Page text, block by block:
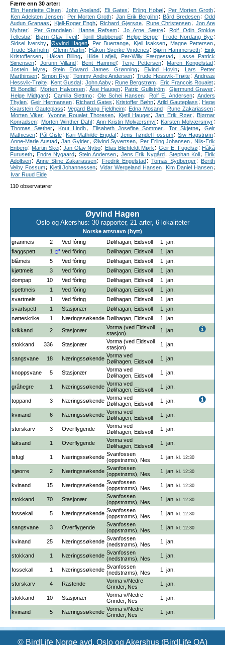
Færre enn 30 arter:
Elin Henriette Olsen; John Apeland ; Eli Gates ; Erling Hobøl ; Per Morten Groth;
Ken Adelsten Jensen; Per Morten Groth; Jan Erik Berglihn; Bård Bredesen; Odd
Audun Granaas ; Kjell-Roger Engh; Richard Gjersøe; Rune Christensen; Jon Are
Myhrer; Per Grandalen; Hanne Refsem; Jo Arne Sætre ;
Rolf Odin Stokke
Tellesbø ; Bjørn Olav Tveit; Torill Stubberud ; Helge Berge; Frode Nordang Bye;
Sidsel Iversby; Øyvind Hagen; Per Buertange; Kjell Isaksen; Magne Pettersen;
Trude Starholm; Glenn Martin; Håkon Sverke Vindenes ; Bjørn Hammerseth; Eirik
Kristoffersen; Håkan Billing; Hilde Lafjell ; Per-Willy Færgestad;
Lasse Patrick
Simensen; Jorunn Villand; Bent Hammel ; Terje Pettersen; Maren Kongelstad;
Jostein Myre; Stein Edward James Grønning; Eivind Hovin;
Lars Petter
Marthinsen; Simon Rye; Tommy Andre Andersen; Trude Hessvik-Trøite; Andreas
Hessvik-Trøite; Kent Gusdal; John Aaby; Rune Bergstrøm; Eric Francois Roualet;
Eli Bondlid; Morten Halvorsen; Åse Haugen; Patric Gullström; Gjermund Graver;
Helge Midtgard; Camilla Slettmo; Ole Schei Hansen; Rolf E. Andersen; Anders
Thylen; Geir Hermansen; Richard Gates ; Kristoffer Bøhn; Arild Gauteplass ; Hege
Kvarstein Gauteplass ; Vegard Bang Fjeldheim ; Edna Mosand; Rune Zakariassen;
Morten Viker; Yvonne Roualet Thoresen; Kjetil Hauger; Jan Erik Røer;
Bjørnar
Konradsen; Morten Winther Dahl; Ann-Kristin Molværsmyr; Karsten Molværsmyr;
Thomas Sæther; Knut Lindh; Elisabeth Josefine Sommer; Tor Skjetne; Geir
Mathiesen; Pål Gisle; Kari Mathilde Engdal ; Jens Tøndel Fossum; Siw Hagstrøm;
Anne-Marie Austad ; Jan Gylder; Øivind Syvertsen; Per Erling Johansen; Nils-Erik
Enberg; Martin Skei; Jan Olav Nybo; Elias Blichfeldt Mørk ; Geir E. Fugelsø ; Håkå
Furuseth; Endre Nygaard ; Stein Andersen; Jens Erik Nygård ; Stephan Koll ;
Eirik
Adolfsen; Anne Stine Zakariassen; Fredrik Engelstad ; Tomas Sydberger;
Berith
Veiby Fossum; Kjetil Johannessen; Vidar Wergeland Hansen; Kim Daniel Hansen;
Ivar Ruud Eide
110 observatører
Øyvind Hagen
Oslo og Akershus: 30 rapporter, 21 arter, 6 lokaliteter
Norske artsnavn (bytt)
granmeis
2 Ved fôring Dølihagan, Eidsvoll
1. jan.
flaggspett
1 Ved fôring Dølihagan, Eidsvoll
1. jan.
blåmeis
5 Ved fôring Dølihagan, Eidsvoll
1. jan.
kjøttmeis
3 Ved fôring Dølihagan, Eidsvoll
1. jan.
dompap
10 Ved fôring Dølihagan, Eidsvoll
1. jan.
spettmeis
1 Ved fôring Dølihagan, Eidsvoll
1. jan.
svartmeis
1 Ved fôring Dølihagan, Eidsvoll
1. jan.
svartspett
1 Stasjonær Dølihagan, Eidsvoll
1. jan.
nøtteskrike
1 Næringssøkende Dølihagan, Eidsvoll
1. jan.
krikkand
2 Stasjonær
Vorma (ved Eidsvoll
stasjon)
1. jan.
stokkand 336 Stasjonær
Vorma (ved Eidsvoll
stasjon)
1. jan.
sangsvane 18 Næringssøkende Vorma ved
Dølihagen, Eidsvoll
1. jan.
knoppsvane 5 Stasjonær
Vorma ved
Dølihagen, Eidsvoll
1. jan.
gråhegre 1 Næringssøkende Vorma ved
Dølihagen, Eidsvoll
1. jan.
toppand 3 Næringssøkende Vorma ved
Dølihagen, Eidsvoll
1. jan.
kvinand 6 Næringssøkende Vorma ved
Dølihagen, Eidsvoll
1. jan.
storskarv 3 Overflygende
Vorma ved
Dølihagen, Eidsvoll
1. jan.
laksand 1 Overflygende
Vorma ved
Dølihagen, Eidsvoll
1. jan.
isfugl 1 Næringssøkende Svanfossen
(oppstrøms), Nes
1. jan. kl. 12:30
sjøorre 2 Næringssøkende Svanfossen
(oppstrøms), Nes
1. jan. kl. 12:30
kvinand 15 Næringssøkende Svanfossen
(oppstrøms), Nes
1. jan. kl. 12:30
stokkand 70 Stasjonær
Svanfossen
(oppstrøms), Nes
1. jan. kl. 12:30
fossekall 5 Næringssøkende Svanfossen
(oppstrøms), Nes
1. jan. kl. 12:30
sangsvane 3 Overflygende
Svanfossen
(oppstrøms), Nes
1. jan. kl. 12:30
kvinand 25 Næringssøkende Svanfossen
(nedstrøms), Nes
1. jan.
stokkand 1 Næringssøkende Svanfossen
(nedstrøms), Nes
1. jan.
fossekall 1 Næringssøkende Svanfossen
(nedstrøms), Nes
1. jan.
storskarv 4 Rastende
Vorma v/Nedre
Grinder, Nes
1. jan.
stokkand 10 Stasjonær
Vorma v/Nedre
Grinder, Nes
1. jan.
kvinand 5 Næringssøkende Vorma v/Nedre
Grinder, Nes
1. jan.
© BirdLife Norge avd. Oslo og Akershus (BirdLife OA)